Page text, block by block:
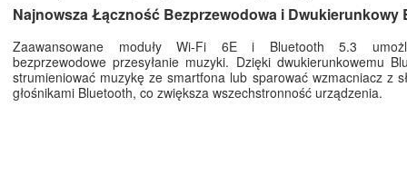
Najnowsza Łączność Bezprzewodowa i Dwukierunkowy
Zaawansowane moduły Wi-Fi 6E i Bluetooth 5.3
bezprzewodowe przesyłanie muzyki. Dzięki dwukierunkowemu
strumieniować muzykę ze smartfona lub sparować wzmacniacz z
głośnikami Bluetooth, co zwiększa wszechstronność urządzenia.